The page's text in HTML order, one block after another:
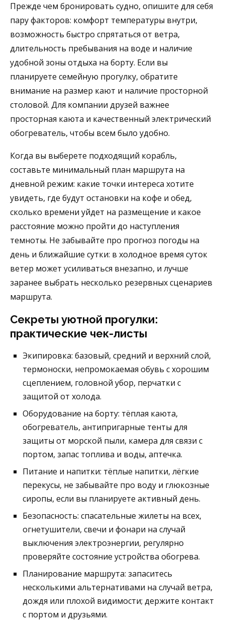
Прежде чем бронировать судно, опишите для себя
пару факторов: комфорт температуры внутри,
возможность быстро спрятаться от ветра,
длительность пребывания на воде и наличие
удобной зоны отдыха на борту. Если вы
планируете семейную прогулку, обратите
внимание на размер кают и наличие просторной
столовой. Для компании друзей важнее
просторная каюта и качественный электрический
обогреватель, чтобы всем было удобно.
Когда вы выберете подходящий корабль,
составьте минимальный план маршрута на
дневной режим: какие точки интереса хотите
увидеть, где будут остановки на кофе и обед,
сколько времени уйдет на размещение и какое
расстояние можно пройти до наступления
темноты. Не забывайте про прогноз погоды на
день и ближайшие сутки: в холодное время суток
ветер может усиливаться внезапно, и лучше
заранее выбрать несколько резервных сценариев
маршрута.
Секреты уютной прогулки:
практические чек-листы
Экипировка: базовый, средний и верхний слой,
термоноски, непромокаемая обувь с хорошим
сцеплением, головной убор, перчатки с
защитой от холода.
Оборудование на борту: тёплая каюта,
обогреватель, антипригарные тенты для
защиты от морской пыли, камера для связи с
портом, запас топлива и воды, аптечка.
Питание и напитки: тёплые напитки, лёгкие
перекусы, не забывайте про воду и глюкозные
сиропы, если вы планируете активный день.
Безопасность: спасательные жилеты на всех,
огнетушители, свечи и фонари на случай
выключения электроэнергии, регулярно
проверяйте состояние устройства обогрева.
Планирование маршрута: запаситесь
несколькими альтернативами на случай ветра,
дождя или плохой видимости; держите контакт
с портом и друзьями.